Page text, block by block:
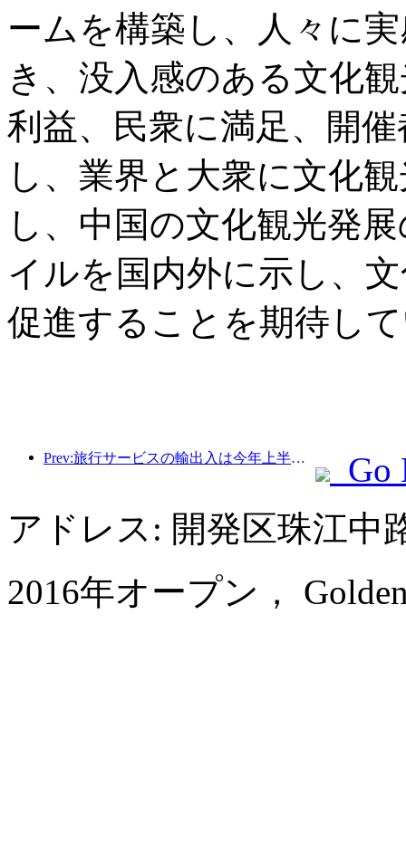
ームを構築し、人々に
き、没入感のある文化
利益、民衆に満足、開
し、業界と大衆に文化
し、中国の文化観光発
イルを国内外に示し、
促進することを期待し
Prev:旅行サービスの輸出入は今年上半期で1兆802億9000万元に達した。
Go
アドレス: 開発区珠江中
2016年オープン，